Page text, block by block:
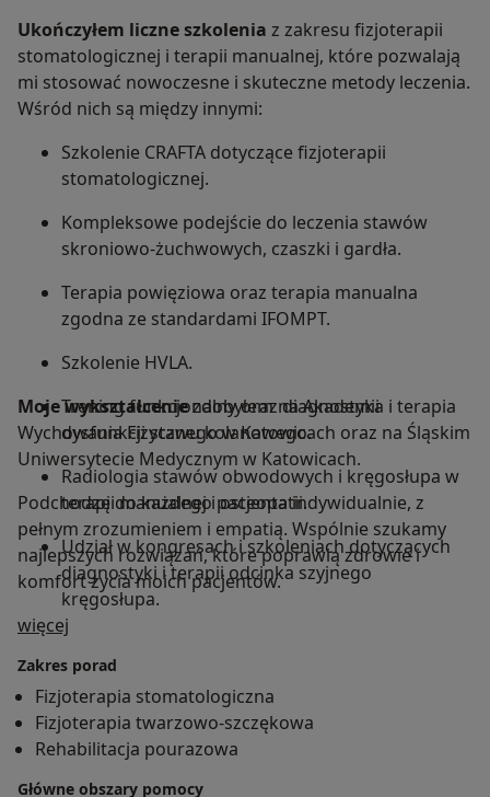
Ukończyłem liczne szkolenia z zakresu fizjoterapii
stomatologicznej i terapii manualnej, które pozwalają
mi stosować nowoczesne i skuteczne metody leczenia.
Wśród nich są między innymi:
Szkolenie CRAFTA dotyczące fizjoterapii
stomatologicznej.
Kompleksowe podejście do leczenia stawów
skroniowo-żuchwowych, czaszki i gardła.
Terapia powięziowa oraz terapia manualna
zgodna ze standardami IFOMPT.
Szkolenie HVLA.
Trening funkcjonalny oraz diagnostyka i terapia
dysfunkcji stawu kolanowego.
Radiologia stawów obwodowych i kręgosłupa w
terapii manualnej i osteopatii.
Udział w kongresach i szkoleniach dotyczących
diagnostyki i terapii odcinka szyjnego
kręgosłupa.
Moje wykształceniezdobyłem na Akademii
Wychowania Fizycznego w Katowicach oraz na Śląskim
Uniwersytecie Medycznym w Katowicach.
Podchodzę do każdego pacjenta indywidualnie, z
pełnym zrozumieniem i empatią. Wspólnie szukamy
najlepszych rozwiązań, które poprawią zdrowie i
komfort życia moich pacjentów.
więcej
Zakres porad
Fizjoterapia stomatologiczna
Fizjoterapia twarzowo-szczękowa
Rehabilitacja pourazowa
Główne obszary pomocy